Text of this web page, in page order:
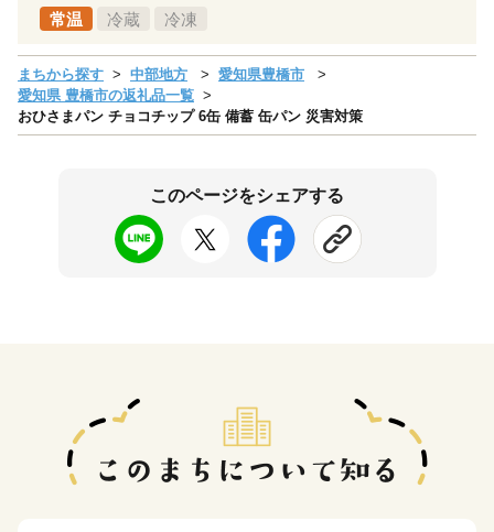
常温 冷蔵 冷凍
まちから探す 中部地方
愛知県豊橋市
愛知県 豊橋市の返礼品一覧
おひさまパン チョコチップ 6缶 備蓄 缶パン 災害対策
このページをシェアする